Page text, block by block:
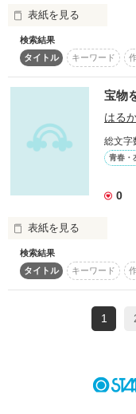
い。
表紙を見る
彩？
君は俺の大事な宝物だ
これからもずっとずっ
彩は宝物だからね
"彩"という宝物は守る
俺は彩が居ないとダメ
今日までを見てくださ
検索結果
タイトル
キーワード
宝物
はる
総文字
青春・
0
表紙を見る
東京で塾講師との不倫に傷付き，奈良の祖母の家に現われた高
校1年生のチカ。
れた中学2年生のカズ
検索結果
タイトル
キーワード
1